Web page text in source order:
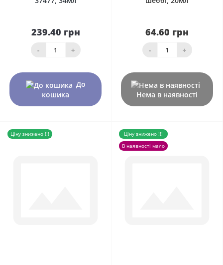
239.40 грн
- +
До
кошика
64.60 грн
- +
Нема в наявності
Ціну знижено !!!
Ціну знижено !!!
В наявності мало